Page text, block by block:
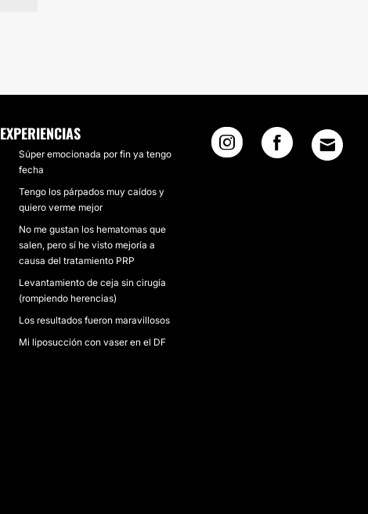
EXPERIENCIAS
Súper emocionada por fin ya tengo
fecha
Tengo los párpados muy caídos y
quiero verme mejor
No me gustan los hematomas que
salen, pero sí he visto mejoría a
causa del tratamiento PRP
Levantamiento de ceja sin cirugía
(rompiendo herencias)
Los resultados fueron maravillosos
Mi liposucción con vaser en el DF